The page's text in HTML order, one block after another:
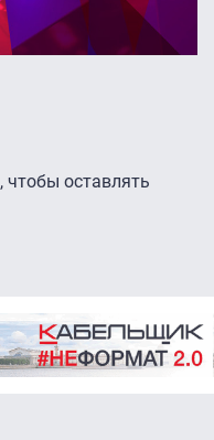
, чтобы оставлять